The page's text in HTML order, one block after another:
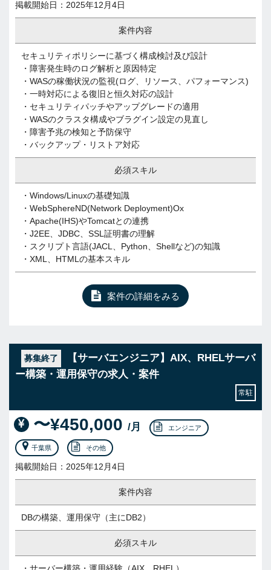
掲載開始日：2025年12月4日
案件内容
セキュリティポリシーに基づく構成検討及び設計
・障害発生時のログ解析と原因特定
・WASの稼働状況の監視(ログ、リソース、パフォーマンス)
・一時対応による復旧と恒久対応の設計
・セキュリティパッチやアップグレードの適用
・WASのクラスタ構成やブラグイン設定の見直し
・障害予兆の検知と予防保守
・バックアップ・リストア対応
必須スキル
・Windows/Linuxの基礎知識
・WebSphereND(Network Deployment)Ox
・Apache(IHS)やTomcatとの連携
・J2EE、JDBC、SSL証明書の理解
・スクリプト言語(JACL、Python、Shellなど)の知識
・XML、HTMLの基本スキル
案件の詳細をみる
募集終了
【サーバエンジニア】AIX、RHELサーバ
ー構築・運用保守の求人・案件
常駐
〜¥450,000 /月 エンジニア
千葉県 その他
掲載開始日：2025年12月4日
案件内容
DBの構築、運用保守（主にDB2）
必須スキル